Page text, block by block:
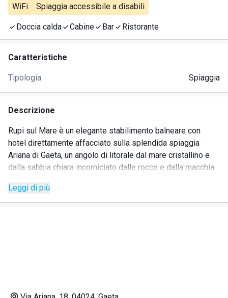
WiFi Spiaggia accessibile a disabili
Doccia calda Cabine Bar Ristorante
Caratteristiche
Tipologia Spiaggia
Descrizione
Rupi sul Mare è un elegante stabilimento balneare con
hotel direttamente affacciato sulla splendida spiaggia
Ariana di Gaeta, un angolo di litorale dal mare cristallino e
dalla sabbia chiara incorniciato dalle rocce e dalla macchia
La posizione panoramica e la tranquillità della baia lo
Leggi di più